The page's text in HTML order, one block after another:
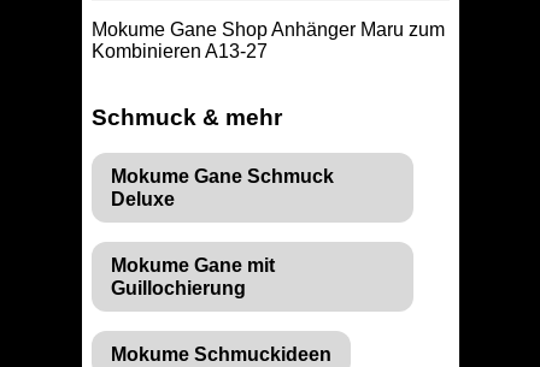
Mokume Gane Shop Anhänger Maru zum
Kombinieren A13-27
Schmuck & mehr
Mokume Gane Schmuck
Deluxe
Mokume Gane mit
Guillochierung
Mokume Schmuckideen